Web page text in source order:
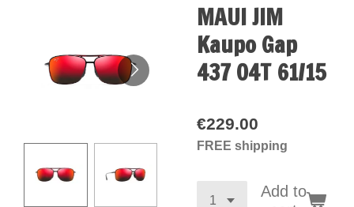
MAUI JIM
Kaupo Gap
437 04T 61/15
€229.00
FREE shipping
Add to